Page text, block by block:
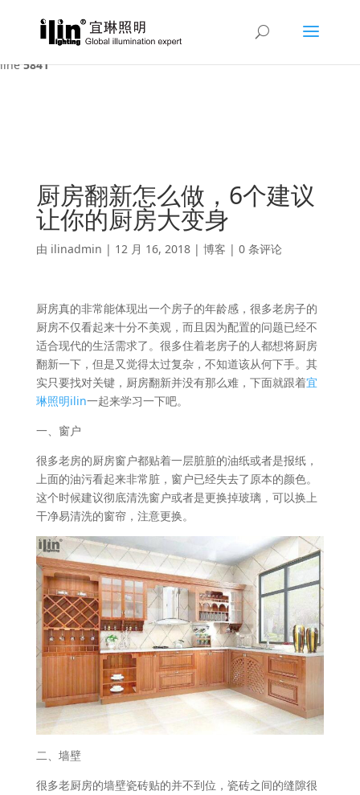
Warning : A non-numeric value encountered in
/var/www/html/ilin/wp-content/themes/Divi/functions.php
line5841
厨房翻新怎么做，6个建议
让你的厨房大变身
由 ilinadmin | 12 月 16, 2018| 博客 | 0 条评论
厨房真的非常能体现出一个房子的年龄感，很多老房子的
厨房不仅看起来十分不美观，而且因为配置的问题已经不
适合现代的生活需求了。很多住着老房子的人都想将厨房
翻新一下，但是又觉得太过复杂，不知道该从何下手。其
实只要找对关键，厨房翻新并没有那么难，下面就跟着宜
琳照明ilin一起来学习一下吧。
一、窗户
很多老房的厨房窗户都贴着一层脏脏的油纸或者是报纸，
上面的油污看起来非常脏，窗户已经失去了原本的颜色。
这个时候建议彻底清洗窗户或者是更换掉玻璃，可以换上
干净易清洗的窗帘，注意更换。
二、墙壁
很多老厨房的墙壁瓷砖贴的并不到位，瓷砖之间的缝隙很